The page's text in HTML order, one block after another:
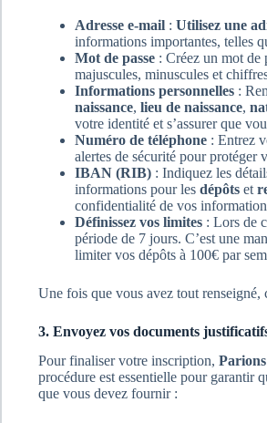
Adresse e-mail : Utilisez une
informations importantes, telles
Mot de passe : Créez un mot de
majuscules, minuscules et
Informations personnelles :
naissance, lieu de naissance,
votre identité et s’assurer que
Numéro de téléphone : Entrez
alertes de sécurité pour protéger
IBAN (RIB) : Indiquez les
informations pour les dépôts et
confidentialité de vos
Définissez vos limites : Lors de
période de 7 jours. C’est une
limiter vos dépôts à 100€ par
Une fois que vous avez tout renseigné,
3. Envoyez vos documents
Pour finaliser votre inscription,
procédure est essentielle pour garantir
que vous devez fournir :